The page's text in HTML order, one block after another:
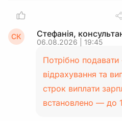
СК Стефанія,
06.08.2026 | 19:45
Потрібно подавати
відрахування та
строк виплати
встановлено — до